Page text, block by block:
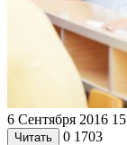
6 Сентября 2016
Читать 0 1703